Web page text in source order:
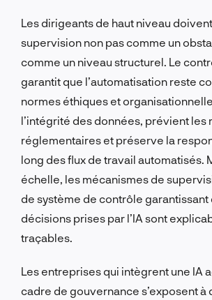
Les dirigeants de haut niveau
supervision non pas comme un
comme un niveau structurel. Le
garantit que l’automatisation reste
normes éthiques et
l’intégrité des données, prévient les
réglementaires et préserve la
long des flux de travail automatisés.
échelle, les mécanismes de
de système de contrôle garantissant
décisions prises par l’IA sont
traçables.
Les entreprises qui intègrent une IA
cadre de gouvernance s’exposent à